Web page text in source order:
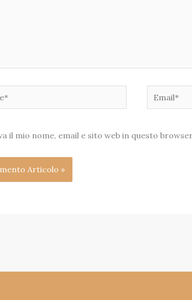
Email*
il mio nome, email e sito web in questo